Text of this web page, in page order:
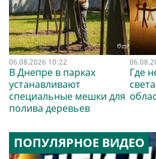
06.08.2026 10:22
В Днепре в парках
устанавливают
специальные мешки для
полива деревьев
Где
ПОПУЛЯРНОЕ ВИДЕО